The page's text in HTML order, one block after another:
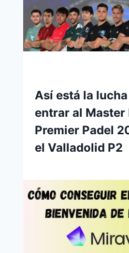
Así está la
entrar al Master
Premier Padel
el Valladolid P2